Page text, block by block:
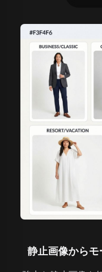
静止画像から